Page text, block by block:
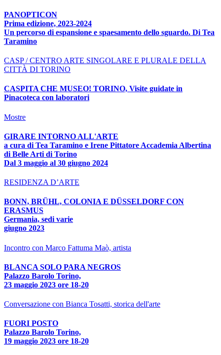
PANOPTICON
Prima edizione, 2023-2024
Un percorso di espansione e spaesamento dello sguardo. Di Tea
Taramino
CASP / CENTRO ARTE SINGOLARE E PLURALE DELLA
CITTÀ DI TORINO
CASPITA CHE MUSEO! TORINO, Visite guidate in
Pinacoteca con laboratori
Mostre
GIRARE INTORNO ALL'ARTE
a cura di Tea Taramino e Irene Pittatore Accademia Albertina
di Belle Arti di Torino
Dal 3 maggio al 30 giugno 2024
RESIDENZA D’ARTE
BONN, BRÜHL, COLONIA E DÜSSELDORF CON
ERASMUS
Germania, sedi varie
giugno 2023
Incontro con Marco Fattuma Maò, artista
BLANCA SOLO PARA NEGROS
Palazzo Barolo Torino,
23 maggio 2023 ore 18-20
Conversazione con Bianca Tosatti, storica dell'arte
FUORI POSTO
Palazzo Barolo Torino,
19 maggio 2023 ore 18-20